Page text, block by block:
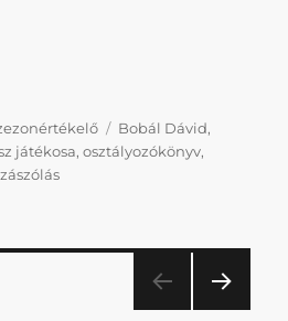
nem lehetett kérdés”
Címke
Bobál Dávid,
játékosa,osztályozókönyv,
Ami